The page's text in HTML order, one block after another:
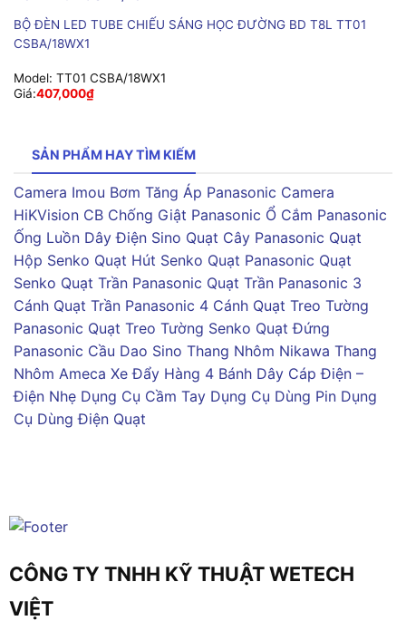
BỘ ĐÈN LED TUBE CHIẾU SÁNG HỌC ĐƯỜNG BD T8L TT01
CSBA/18WX1
Model: TT01 CSBA/18WX1
Giá:407,000₫
SẢN PHẨM HAY TÌM KIẾM
Camera Imou Bơm Tăng Áp Panasonic Camera
HiKVision CB Chống Giật Panasonic Ổ Cắm Panasonic
Ống Luồn Dây Điện Sino Quạt Cây Panasonic Quạt
Hộp Senko Quạt Hút Senko Quạt Panasonic Quạt
Senko Quạt Trần Panasonic Quạt Trần Panasonic 3
Cánh Quạt Trần Panasonic 4 Cánh Quạt Treo Tường
Panasonic Quạt Treo Tường Senko Quạt Đứng
Panasonic Cầu Dao Sino Thang Nhôm Nikawa Thang
Nhôm Ameca Xe Đẩy Hàng 4 Bánh Dây Cáp Điện –
Điện Nhẹ Dụng Cụ Cầm Tay Dụng Cụ Dùng Pin Dụng
Cụ Dùng Điện Quạt
CÔNG TY TNHH KỸ THUẬT WETECH
VIỆT